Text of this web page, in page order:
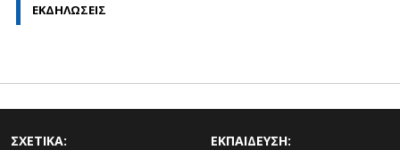
ΕΚΔΗΛΩΣΕΙΣ
ΣΧΕΤΙΚΑ: ΕΚΠΑΙΔΕΥΣΗ: